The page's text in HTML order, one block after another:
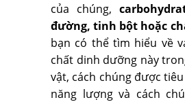
của chúng,
đường, tinh bột hoặc
bạn có thể tìm hiểu về
chất dinh dưỡng này
vật, cách chúng được
năng lượng và cách